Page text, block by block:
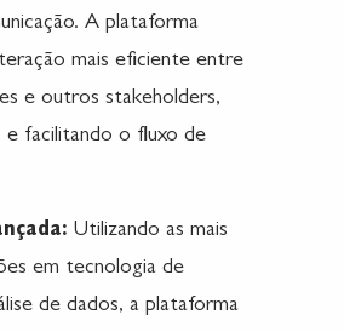
A plataforma
mais eficiente entre
e outros stakeholders,
e facilitando o fluxo de
Utilizando as mais
em tecnologia de
de dados, a plataforma